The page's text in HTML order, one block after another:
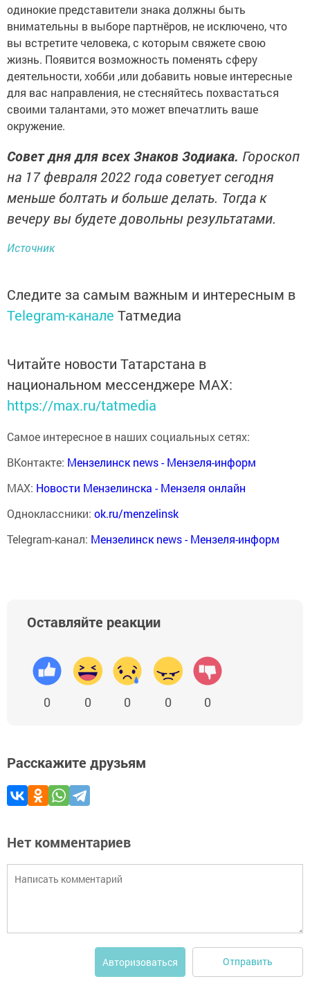
одинокие представители знака должны быть
внимательны в выборе партнёров, не исключено, что
вы встретите человека, с которым свяжете свою
жизнь. Появится возможность поменять сферу
деятельности, хобби ,или добавить новые интересные
для вас направления, не стесняйтесь похвастаться
своими талантами, это может впечатлить ваше
окружение.
Совет дня для всех Знаков Зодиака. Гороскоп
на 17 февраля 2022 года советует сегодня
меньше болтать и больше делать. Тогда к
вечеру вы будете довольны результатами.
Источник
Следите за самым важным и интересным в
Telegram-канале Татмедиа
Читайте новости Татарстана в
национальном мессенджере MАХ:
https://max.ru/tatmedia
Самое интересное в наших социальных сетях:
ВКонтакте: Мензелинск news - Мензеля-информ
MAX: Новости Мензелинска - Мензеля онлайн
Одноклассники: ok.ru/menzelinsk
Telegram-канал: Мензелинск news - Мензеля-информ
Оставляйте реакции
0 0 0 0 0
Расскажите друзьям
Нет комментариев
Авторизоваться Отправить